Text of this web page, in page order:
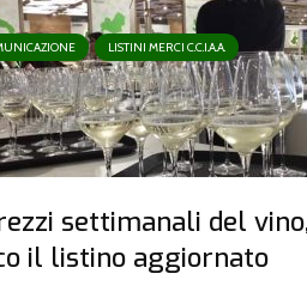
LISTINI MERCI C.C.I.A.A.
settimanali del
il listino aggiornato